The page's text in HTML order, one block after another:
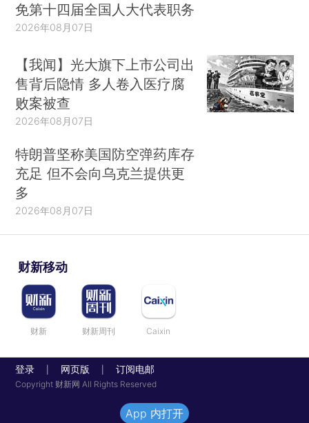
免第十四届全国人大代表职务
2026年08月07日
【我闻】光大旗下上市公司出
售背后隐情 多人卷入医疗腐
败案被查
2026年08月07日
特朗普坚称美国防空弹药库存
充足 但不会向乌克兰提供更
多
2026年08月07日
财新移动
财新 财新周刊 Caixin
登录 网页版 订阅电邮
Copyright 财新网 All Rights Reserved
App 内打开